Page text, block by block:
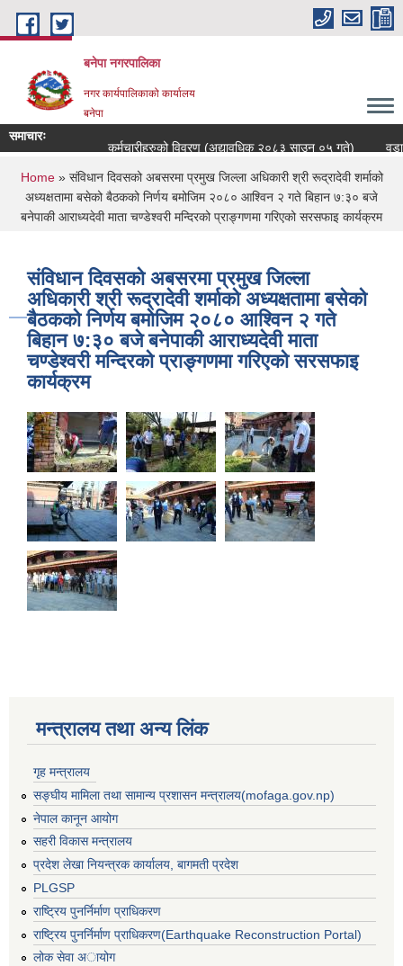
Skip to main content
बनेपा नगरपालिका
नगर कार्यपालिकाको कार्यालय
बनेपा
समाचारः
कर्मचारीहरुको विवरण (अद्यावधिक २०८३ साउन ०५ गते)
वडा
You are here
Home» संविधान दिवसको अबसरमा प्रमुख जिल्ला अधिकारी श्री रूद्रादेवी शर्माको
अध्यक्षतामा बसेको बैठकको निर्णय बमोजिम २०८० आश्विन २ गते बिहान ७:३० बजे
बनेपाकी आराध्यदेवी माता चण्डेश्वरी मन्दिरको प्राङ्गणमा गरिएको सरसफाइ कार्यक्रम
संविधान दिवसको अबसरमा प्रमुख जिल्ला
अधिकारी श्री रूद्रादेवी शर्माको अध्यक्षतामा बसेको
बैठकको निर्णय बमोजिम २०८० आश्विन २ गते
बिहान ७:३० बजे बनेपाकी आराध्यदेवी माता
चण्डेश्वरी मन्दिरको प्राङ्गणमा गरिएको सरसफाइ
कार्यक्रम
मन्त्रालय तथा अन्य लिंक
गृह मन्त्रालय
सङ्घीय मामिला तथा सामान्य प्रशासन मन्त्रालय(mofaga.gov.np)
नेपाल कानून आयोग
सहरी विकास मन्त्रालय
प्रदेश लेखा नियन्त्रक कार्यालय, बागमती प्रदेश
PLGSP
राष्ट्रिय पुनर्निर्माण प्राधिकरण
राष्ट्रिय पुनर्निर्माण प्राधिकरण(Earthquake Reconstruction Portal)
लोक सेवा अायोग